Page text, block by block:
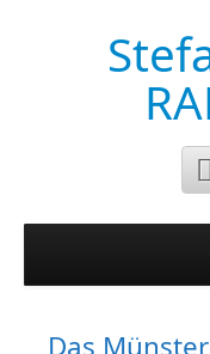
Musik&Art
Das